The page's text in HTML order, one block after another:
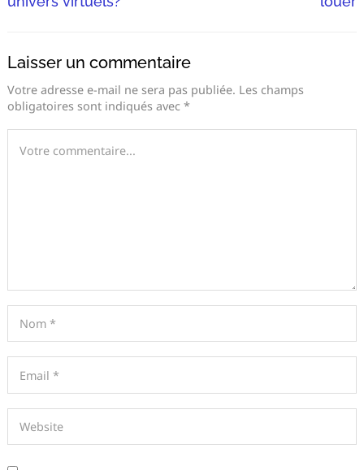
Laisser un commentaire
Votre adresse e-mail ne sera pas publiée. Les champs
obligatoires sont indiqués avec *